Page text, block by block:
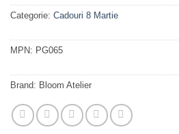
Categorie: Cadouri 8 Martie
MPN: PG065
Brand: Bloom Atelier